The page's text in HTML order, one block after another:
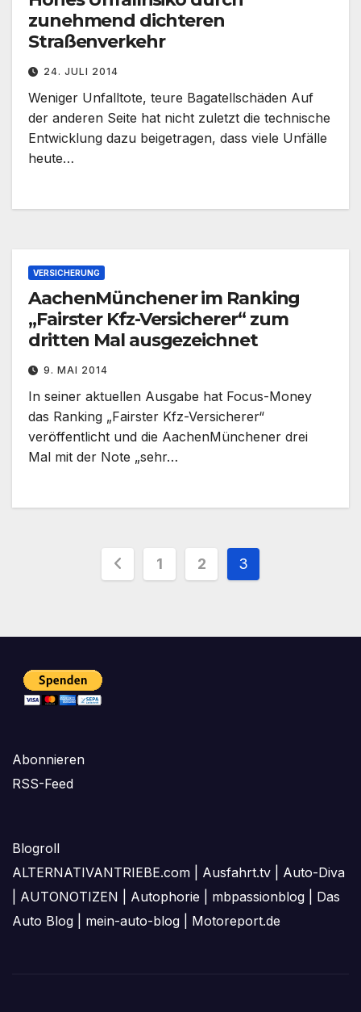
zunehmend dichteren
Straßenverkehr
24. JULI 2014
Weniger Unfalltote, teure Bagatellschäden Auf
der anderen Seite hat nicht zuletzt die technische
Entwicklung dazu beigetragen, dass viele Unfälle
heute…
VERSICHERUNG
AachenMünchener im Ranking
„Fairster Kfz-Versicherer“ zum
dritten Mal ausgezeichnet
9. MAI 2014
In seiner aktuellen Ausgabe hat Focus-Money
das Ranking „Fairster Kfz-Versicherer“
veröffentlicht und die AachenMünchener drei
Mal mit der Note „sehr…
Seitennummerierung
Beiträge
1 2 3
Abonnieren
RSS-Feed
Blogroll
ALTERNATIVANTRIEBE.com
Ausfahrt.tv
Auto-Diva
AUTONOTIZEN Autophorie mbpassionblog
Das
Auto Blog
mein-auto-blog Motoreport.de